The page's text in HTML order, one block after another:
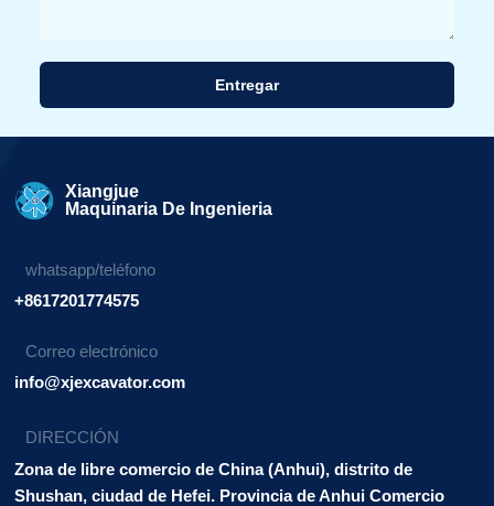
Entregar
Xiangjue
Maquinaria De Ingenieria
whatsapp/teléfono
+8617201774575
Correo electrónico
info@xjexcavator.com
DIRECCIÓN
Zona de libre comercio de China (Anhui), distrito de
Shushan, ciudad de Hefei. Provincia de Anhui Comercio